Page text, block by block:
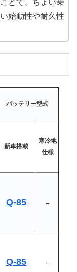
とで、ちょい乗
始動性や耐久性
バッテリー型式
新車搭載
寒冷地
仕様
Q-85 ←
Q-85 ←